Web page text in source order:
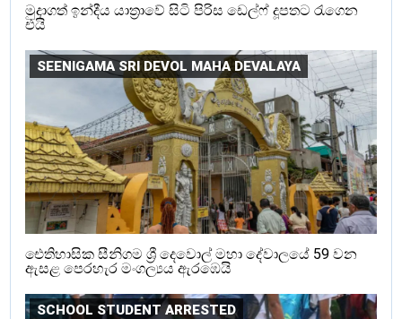
මුදාගත් ඉන්දීය යාත්‍රාවේ සිටි පිරිස ඩෙල්ෆ් දූපතට රැගෙන
එයි
SEENIGAMA SRI DEVOL MAHA DEVALAYA
ඓතිහාසික සීනිගම ශ්‍රී දෙවොල් මහා දේවාලයේ 59 වන
ඇසළ පෙරහැර මංගල්‍යය ඇරඹෙයි
SCHOOL STUDENT ARRESTED